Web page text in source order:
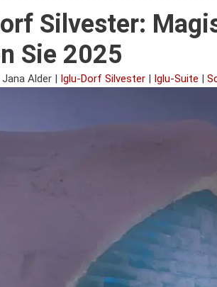
Silvester:
Sie 2025
Jana Alder | Iglu-Dorf Silvester | Iglu-Suite |